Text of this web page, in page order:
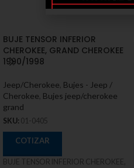
BUJE TENSOR INFERIOR
CHEROKEE, GRAND CHEROKEE
1990/1998
Jeep/Cherokee Bujes - Jeep /
Cherokee Bujes jeep/cherokee
grand
SKU: 01-0405
COTIZAR
BUJE TENSOR INFERIOR CHEROKEE,